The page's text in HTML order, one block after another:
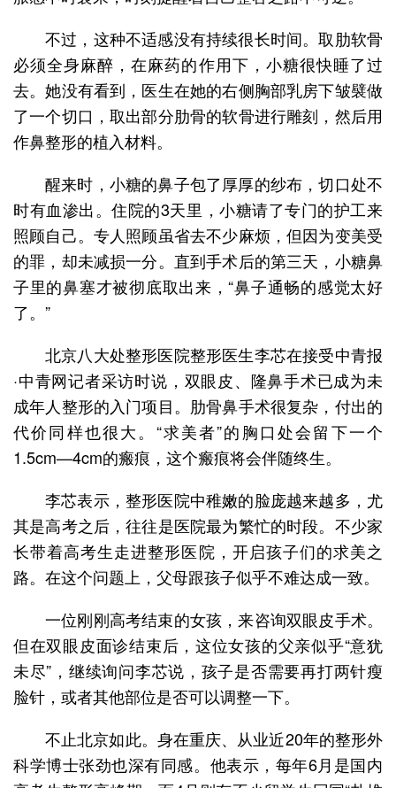
不过，这种不适感没有持续很长时间。取肋软骨
必须全身麻醉，在麻药的作用下，小糖很快睡了过
去。她没有看到，医生在她的右侧胸部乳房下皱襞做
了一个切口，取出部分肋骨的软骨进行雕刻，然后用
作鼻整形的植入材料。
醒来时，小糖的鼻子包了厚厚的纱布，切口处不
时有血渗出。住院的3天里，小糖请了专门的护工来
照顾自己。专人照顾虽省去不少麻烦，但因为变美受
的罪，却未减损一分。直到手术后的第三天，小糖鼻
子里的鼻塞才被彻底取出来，“鼻子通畅的感觉太好
了。”
北京八大处整形医院整形医生李芯在接受中青报
·中青网记者采访时说，双眼皮、隆鼻手术已成为未
成年人整形的入门项目。肋骨鼻手术很复杂，付出的
代价同样也很大。“求美者”的胸口处会留下一个
1.5cm—4cm的瘢痕，这个瘢痕将会伴随终生。
李芯表示，整形医院中稚嫩的脸庞越来越多，尤
其是高考之后，往往是医院最为繁忙的时段。不少家
长带着高考生走进整形医院，开启孩子们的求美之
路。在这个问题上，父母跟孩子似乎不难达成一致。
一位刚刚高考结束的女孩，来咨询双眼皮手术。
但在双眼皮面诊结束后，这位女孩的父亲似乎“意犹
未尽”，继续询问李芯说，孩子是否需要再打两针瘦
脸针，或者其他部位是否可以调整一下。
不止北京如此。身在重庆、从业近20年的整形外
科学博士张劲也深有同感。他表示，每年6月是国内